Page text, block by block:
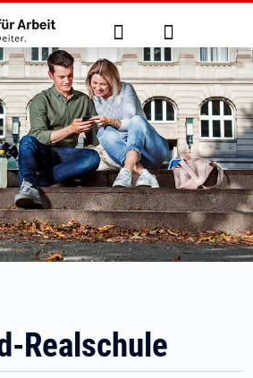
Suche Anmelden
Realschule